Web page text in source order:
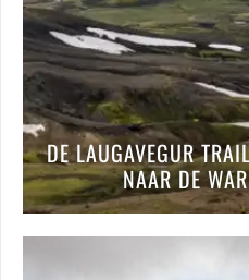
DE LAUGAVEGUR
NAAR DE